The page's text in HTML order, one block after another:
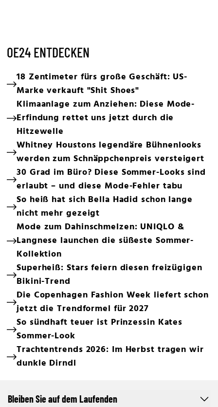
OE24 ENTDECKEN
18 Zentimeter fürs große Geschäft: US-
Marke verkauft "Shit Shoes"
Klimaanlage zum Anziehen: Diese Mode-
Erfindung rettet uns jetzt durch die
Hitzewelle
Whitney Houstons legendäre Bühnenlooks
werden zum Schnäppchenpreis versteigert
30 Grad im Büro? Diese Sommer-Looks sind
erlaubt – und diese Mode-Fehler tabu
So heiß hat sich Bella Hadid schon lange
nicht mehr gezeigt
Mode zum Dahinschmelzen: UNIQLO &
Langnese launchen die süßeste Sommer-
Kollektion
Superheiß: Stars feiern diesen freizügigen
Bikini-Trend
Die Copenhagen Fashion Week liefert schon
jetzt die Trendformel für 2027
So sündhaft teuer ist Prinzessin Kates
Sommer-Look
Trachtentrends 2026: Im Herbst tragen wir
dunkle Dirndl
Bleiben Sie auf dem Laufenden